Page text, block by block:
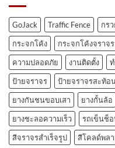
GoJack Traffic Fence กร
กระจกโค้ง
กระจกโค้งจราจร
ความปลอดภัย
งานติดตั้ง
ป้ายจราจร
ป้ายจราจรสะท้อ
ยางกันชนขอบเสา
ยางกั้นล้อ
ยางชะลอความเร็ว
รถเข็นช็อ
สีจราจรสำเร็จรูป
สีโคลด์พล